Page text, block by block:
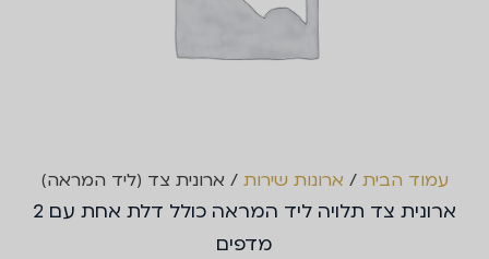
עמוד הבית / ארונות שירות / ארונית צד (ליד המראה)
ארונית צד תלויה ליד המראה כולל דלת אחת עם 2
מדפים